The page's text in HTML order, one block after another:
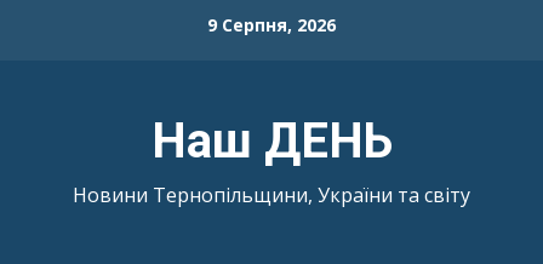
9 Серпня, 2026
Наш ДЕНЬ
Новини Тернопільщини, України та світу